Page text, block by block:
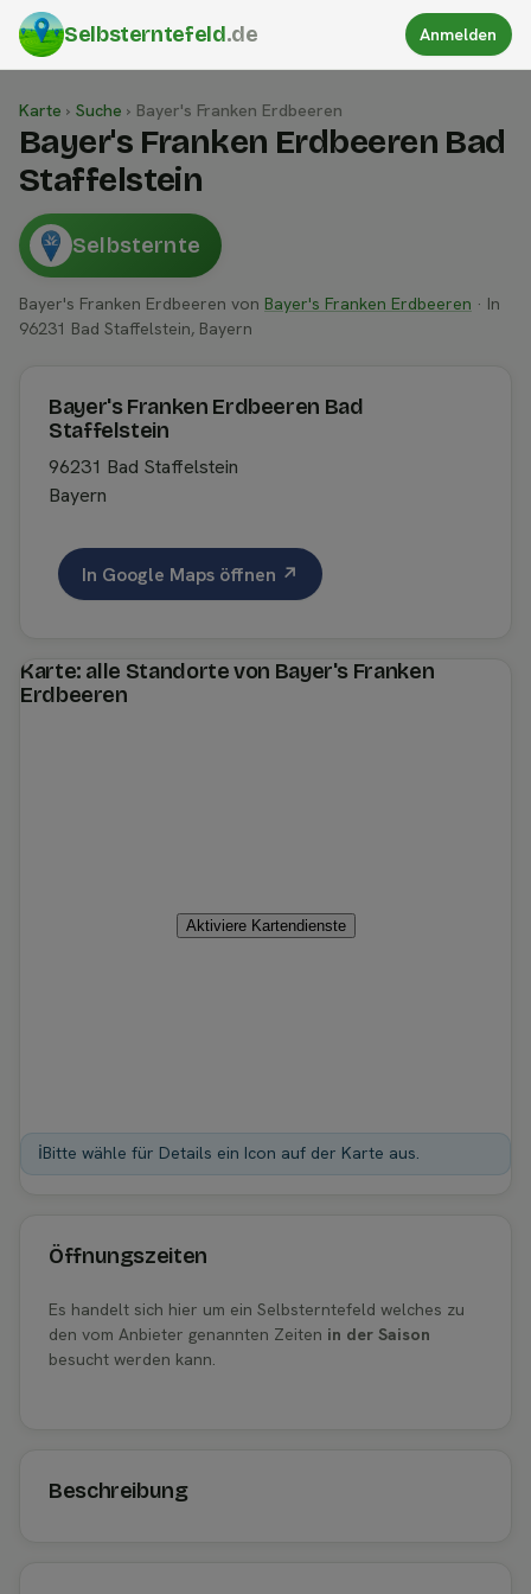
Selbsterntefeld.de Anmelden
Karte › Suche › Bayer's Franken Erdbeeren
Bayer's Franken Erdbeeren Bad
Staffelstein
Selbsternte
Bayer's Franken Erdbeeren von Bayer's Franken Erdbeeren · In
96231 Bad Staffelstein, Bayern
Bayer's Franken Erdbeeren Bad
Staffelstein
96231 Bad Staffelstein
Bayern
In Google Maps öffnen ↗
Karte: alle Standorte von Bayer's Franken
Erdbeeren
Aktiviere Kartendienste
ℹ️Bitte wähle für Details ein Icon auf der Karte aus.
Öffnungszeiten
Es handelt sich hier um ein Selbsterntefeld welches zu
den vom Anbieter genannten Zeiten in der Saison
besucht werden kann.
Beschreibung